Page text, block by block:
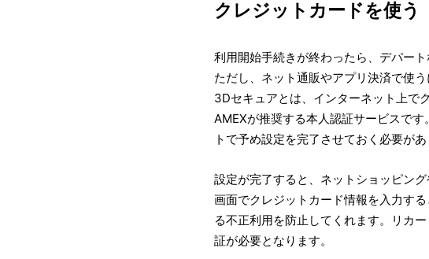
クレジットカードを使う
利用開始手続きが終わったら、デパー
ただし、ネット通販やアプリ決済で使
3Dセキュアとは、インターネット上で
AMEXが推奨する本人認証サービスで
トで予め設定を完了させておく必要があ
設定が完了すると、ネットショッピン
画面でクレジットカード情報を入力す
る不正利用を防止してくれます。リカ
証が必要となります。